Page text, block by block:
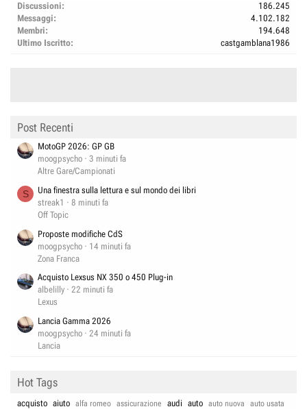
Discussioni
186.245
Messaggi
4.102.182
Membri
194.648
Ultimo Iscritto
castgamblana1986
Post Recenti
MotoGP 2026: GP GB
moogpsycho
3 minuti fa
Altre Gare/Campionati
S
Una finestra sulla lettura e sul mondo dei libri
streak1
8 minuti fa
Off Topic
Proposte modifiche CdS
moogpsycho
14 minuti fa
Zona Franca
Acquisto Lexsus NX 350 o 450 Plug-in
albelilly
22 minuti fa
Lexus
Lancia Gamma 2026
moogpsycho
24 minuti fa
Lancia
Hot Tags
acquisto aiuto alfa romeo assicurazione audi auto auto nuova
auto usata